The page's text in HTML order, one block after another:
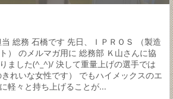
総務 石橋です 先日、ＩＰＲＯＳ （製造
） のメルマガ用に 総務部 Ｋ山さんに協
ました(^_^)/ 決して重量上げの選手では
れいな女性です） でもハイメックスのエ
軽々と持ち上げることが...